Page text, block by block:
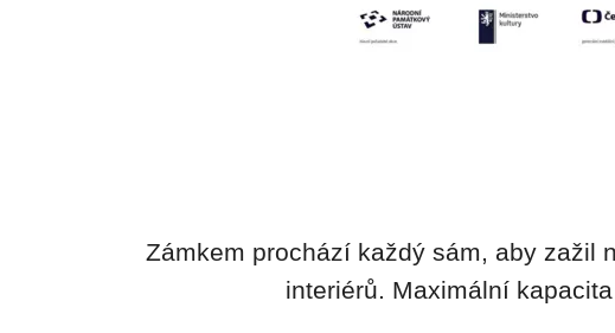
Zámkem prochází každý sám, aby zažil
interiérů. Maximální